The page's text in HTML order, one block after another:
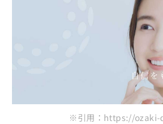
※引用：https://ozaki-